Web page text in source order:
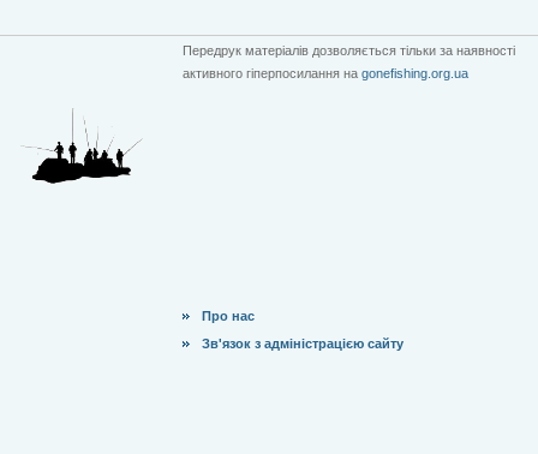
Передрук матеріалів дозволяється тільки за наявності
активного гіперпосилання на gonefishing.org.ua
Про нас
Зв'язок з адміністрацією сайту